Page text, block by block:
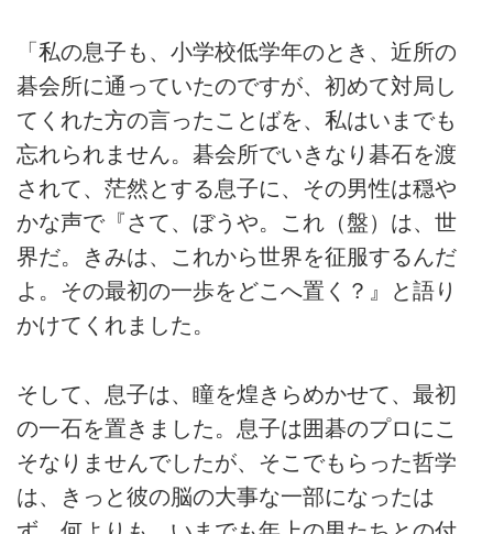
「私の息子も、小学校低学年のとき、近所の
碁会所に通っていたのですが、初めて対局し
てくれた方の言ったことばを、私はいまでも
忘れられません。碁会所でいきなり碁石を渡
されて、茫然とする息子に、その男性は穏や
かな声で『さて、ぼうや。これ（盤）は、世
界だ。きみは、これから世界を征服するんだ
よ。その最初の一歩をどこへ置く？』と語り
かけてくれました。
そして、息子は、瞳を煌きらめかせて、最初
の一石を置きました。息子は囲碁のプロにこ
そなりませんでしたが、そこでもらった哲学
は、きっと彼の脳の大事な一部になったは